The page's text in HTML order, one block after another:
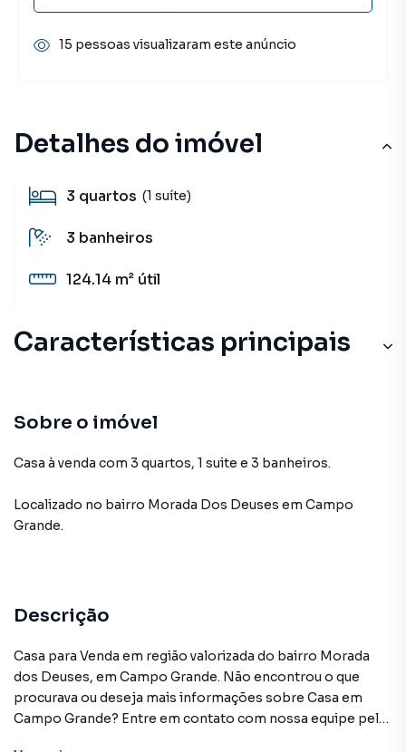
Detalhes do imóvel
3 quartos (1 suíte)
3 banheiros
124.14 m² útil
Características principais
Sobre o imóvel
Casa à venda com 3 quartos, 1 suite e 3 banheiros.
Localizado no bairro Morada Dos Deuses em Campo
Grande.
Descrição
Casa para Venda em região valorizada do bairro Morada
dos Deuses, em Campo Grande. Não encontrou o que
procurava ou deseja mais informações sobre Casa em
Campo Grande? Entre em contato com nossa equipe pelo
15 pessoas visualizaram este anúncio